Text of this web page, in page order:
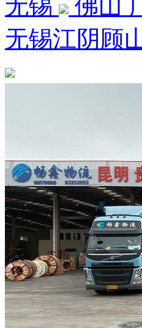
无锡
佛山
无锡江阴顾